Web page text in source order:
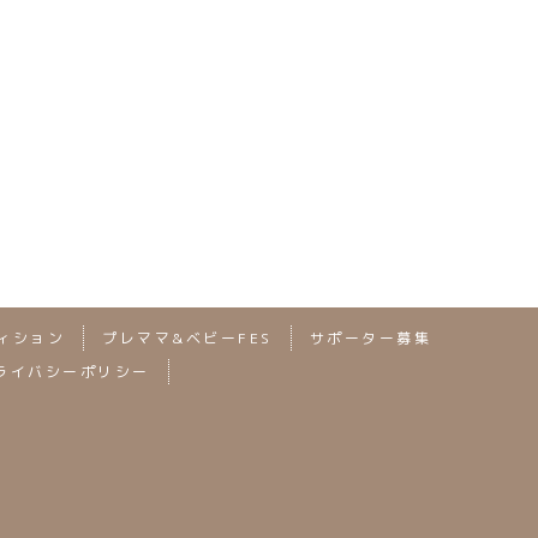
ション プレママ&ベビーFES
サポーター募集
イバシーポリシー